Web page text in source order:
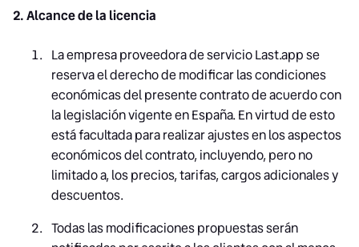
2. Alcance de la licencia
La empresa proveedora de servicio Last.app se
reserva el derecho de modificar las condiciones
económicas del presente contrato de acuerdo con
la legislación vigente en España. En virtud de esto
está facultada para realizar ajustes en los aspectos
económicos del contrato, incluyendo, pero no
limitado a, los precios, tarifas, cargos adicionales y
descuentos.
Todas las modificaciones propuestas serán